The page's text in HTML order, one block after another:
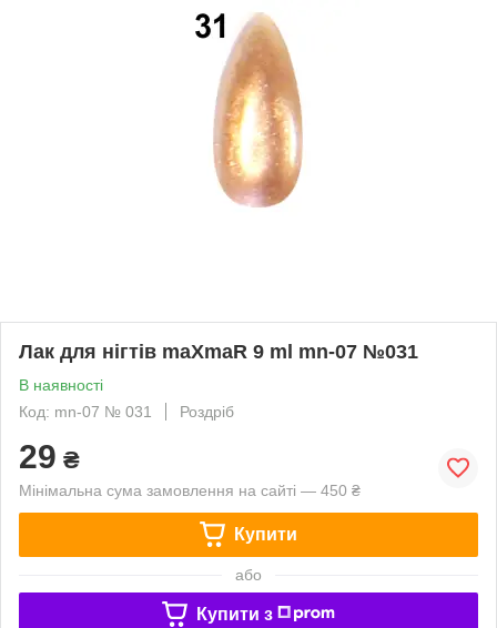
Лак для нігтів maXmaR 9 ml mn-07 №031
В наявності
Код: mn-07 № 031
Роздріб
29 ₴
Мінімальна сума замовлення на сайті — 450 ₴
Купити
або
Купити з